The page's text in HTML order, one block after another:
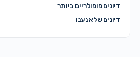
דיונים פופולריים ביותר
דיונים שלא נענו